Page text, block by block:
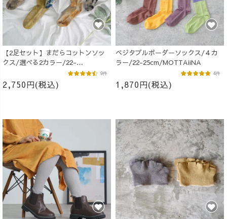
【2足セット】まだらコットンソッ
クス/選べる2カラー/22-
2,750円(税込)
9件
ベジタブルボーダーソックス/４カ
ラー/22-25cm/MOTTAiiNA
1,870円(税込)
4件